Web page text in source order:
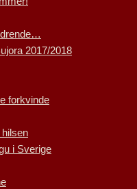
2017/2018
forkvinde
i Sverige